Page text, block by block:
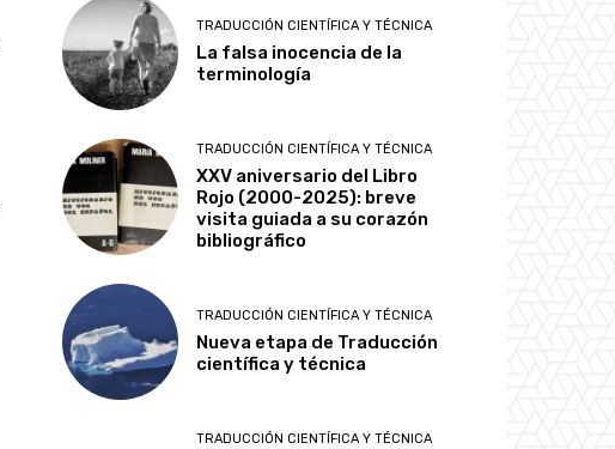
TRADUCCIÓN CIENTÍFICA Y TÉCNICA
La falsa inocencia de la
terminología
TRADUCCIÓN CIENTÍFICA Y TÉCNICA
XXV aniversario del Libro
Rojo (2000-2025): breve
visita guiada a su corazón
bibliográfico
TRADUCCIÓN CIENTÍFICA Y TÉCNICA
Nueva etapa de Traducción
científica y técnica
TRADUCCIÓN CIENTÍFICA Y TÉCNICA